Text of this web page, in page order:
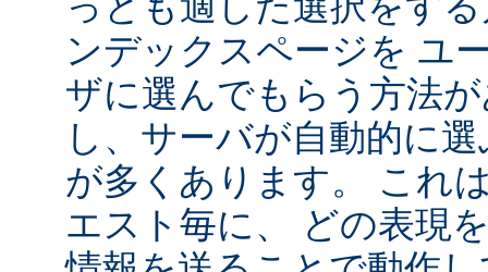
ンデックスページを ユ
ザに選んでもらう方法
し、サーバが自動的に
が多くあります。 これ
エスト毎に、 どの表現